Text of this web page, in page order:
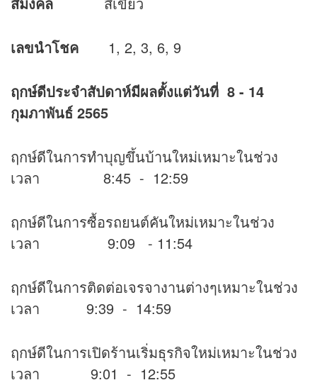
เลขนำโชค 1, 2, 3, 6, 9
ฤกษ์ดีประจำสัปดาห์มีผลตั้งแต่วันที่ 8 - 14
กุมภาพันธ์ 2565
ฤกษ์ดีในการทำบุญขึ้นบ้านใหม่เหมาะในช่วง
เวลา 8:45 - 12:59
ฤกษ์ดีในการซื้อรถยนต์คันใหม่เหมาะในช่วง
เวลา 9:09 - 11:54
ฤกษ์ดีในการติดต่อเจรจางานต่างๆเหมาะในช่วง
เวลา 9:39 - 14:59
ฤกษ์ดีในการเปิดร้านเริ่มธุรกิจใหม่เหมาะในช่วง
เวลา 9:01 - 12:55